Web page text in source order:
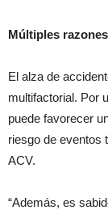
Múltiples razones
El alza de
multifactorial. Por
puede favorecer
riesgo de eventos
ACV.
“Además, es